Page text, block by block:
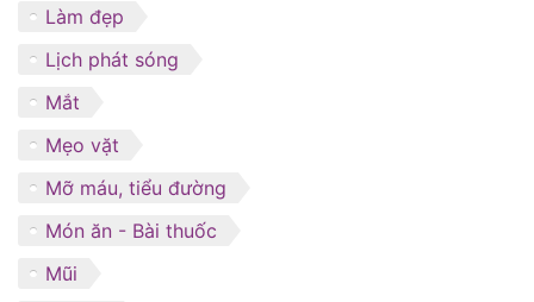
Làm đẹp
Lịch phát sóng
Mắt
Mẹo vặt
Mỡ máu, tiểu đường
Món ăn - Bài thuốc
Mũi